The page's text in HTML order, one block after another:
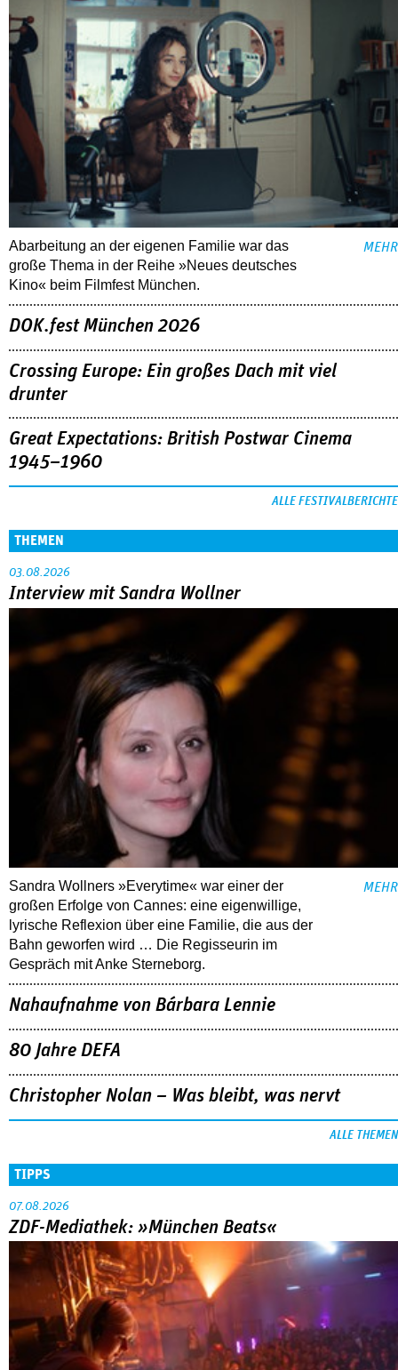
Abarbeitung an der eigenen Familie war das
große Thema in der Reihe »Neues deutsches
Kino« beim Filmfest München.
MEHR
DOK.fest München 2026
Crossing Europe: Ein großes Dach mit viel
drunter
Great Expectations: British Postwar Cinema
1945–1960
ALLE FESTIVALBERICHTE
THEMEN
03.08.2026
Interview mit Sandra Wollner
Sandra Wollners »Everytime« war einer der
großen Erfolge von Cannes: eine eigenwillige,
lyrische Reflexion über eine ­Familie, die aus der
Bahn geworfen wird … Die Regisseurin im
Gespräch mit Anke Sterneborg.
MEHR
Nahaufnahme von Bárbara Lennie
80 Jahre DEFA
Christopher Nolan – Was bleibt, was nervt
ALLE THEMEN
TIPPS
07.08.2026
ZDF-Mediathek: »München Beats«